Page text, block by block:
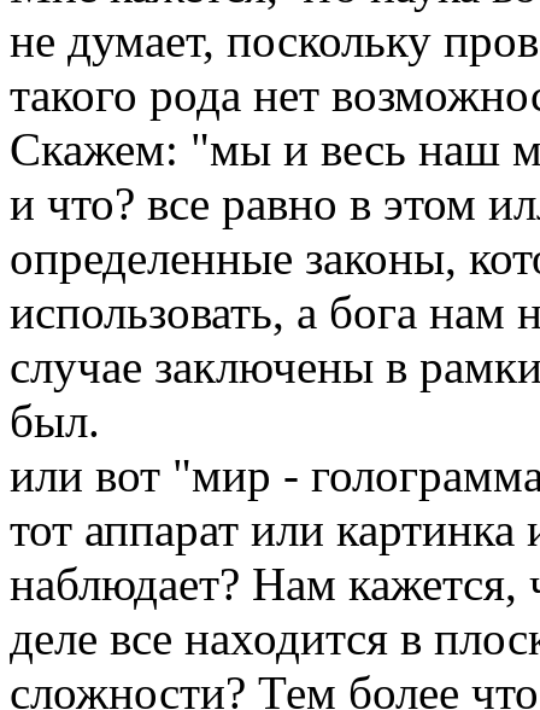
не думает, поскольку
такого рода нет
Скажем: "мы и весь наш
и что? все равно в этом
определенные законы,
использовать, а бога
случае заключены в
был.
или вот "мир -
тот аппарат или картинка
наблюдает? Нам
деле все находится в
сложности? Тем более